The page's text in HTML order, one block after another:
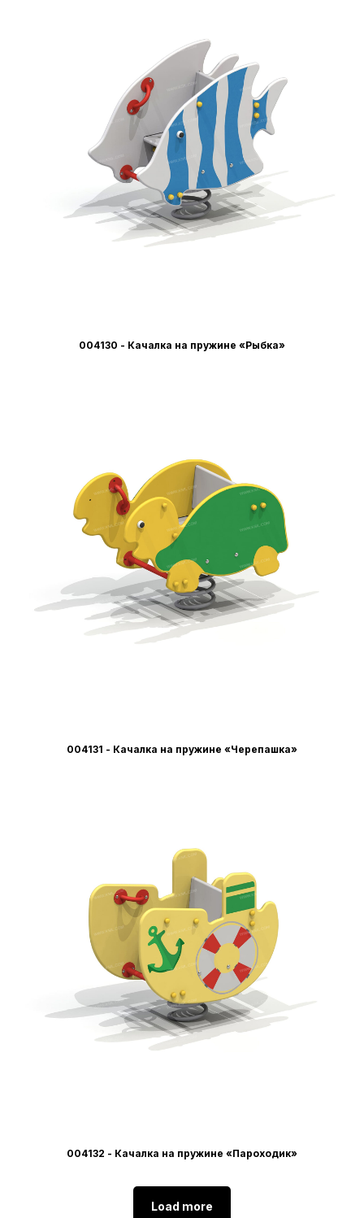
004130 - Качалка на пружине «Рыбка»
004131 - Качалка на пружине «Черепашка»
004132 - Качалка на пружине «Пароходик»
Load more